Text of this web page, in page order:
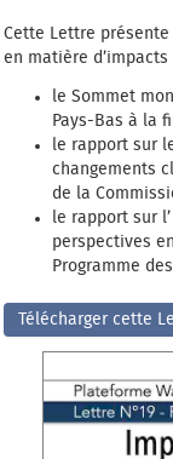
Cette Lettre
en matière
le Sommet
Pays-Bas à la
le rapport sur
changements
de la
le rapport sur
perspectives
Programme
Télécharger cette